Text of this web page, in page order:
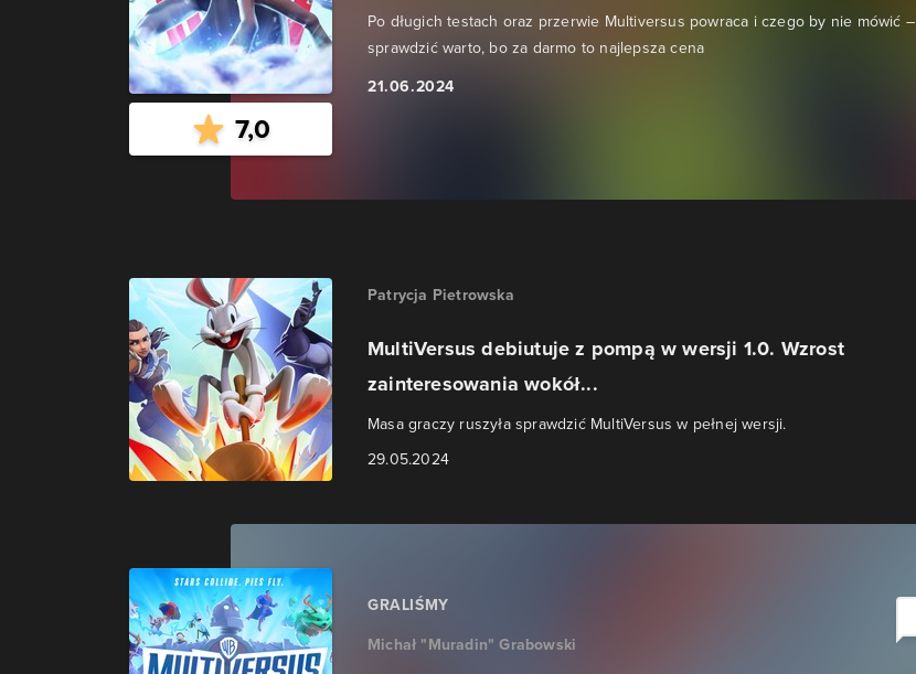
7,0
Po długich testach oraz przerwie Multiversus powraca i czego by nie mówić –
sprawdzić warto, bo za darmo to najlepsza cena
21.06.2024
Patrycja Pietrowska
MultiVersus debiutuje z pompą w wersji 1.0. Wzrost
zainteresowania wokół...
Masa graczy ruszyła sprawdzić MultiVersus w pełnej wersji.
29.05.2024
GRALIŚMY
Michał "Muradin" Grabowski